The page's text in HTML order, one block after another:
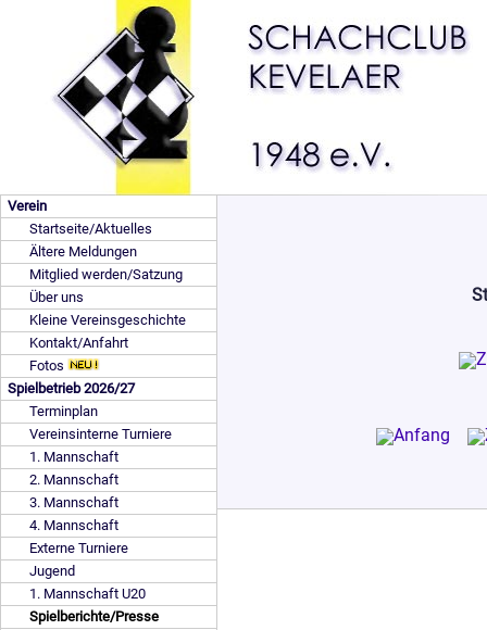
Verein
Startseite/Aktuelles
Ältere Meldungen
Mitglied werden/Satzung
Über uns
Kleine Vereinsgeschichte
Kontakt/Anfahrt
Fotos
Spielbetrieb 2026/27
Terminplan
Vereinsinterne Turniere
1. Mannschaft
2. Mannschaft
3. Mannschaft
4. Mannschaft
Externe Turniere
Jugend
1. Mannschaft U20
Spielberichte/Presse